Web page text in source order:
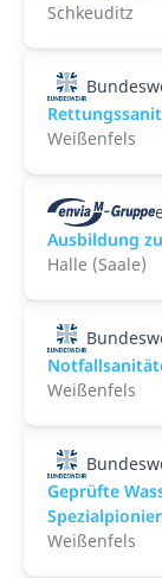
Schkeuditz
Weißenfels
Ausbildung
Halle (Saale)
Weißenfels
Geprüfte
Weißenfels